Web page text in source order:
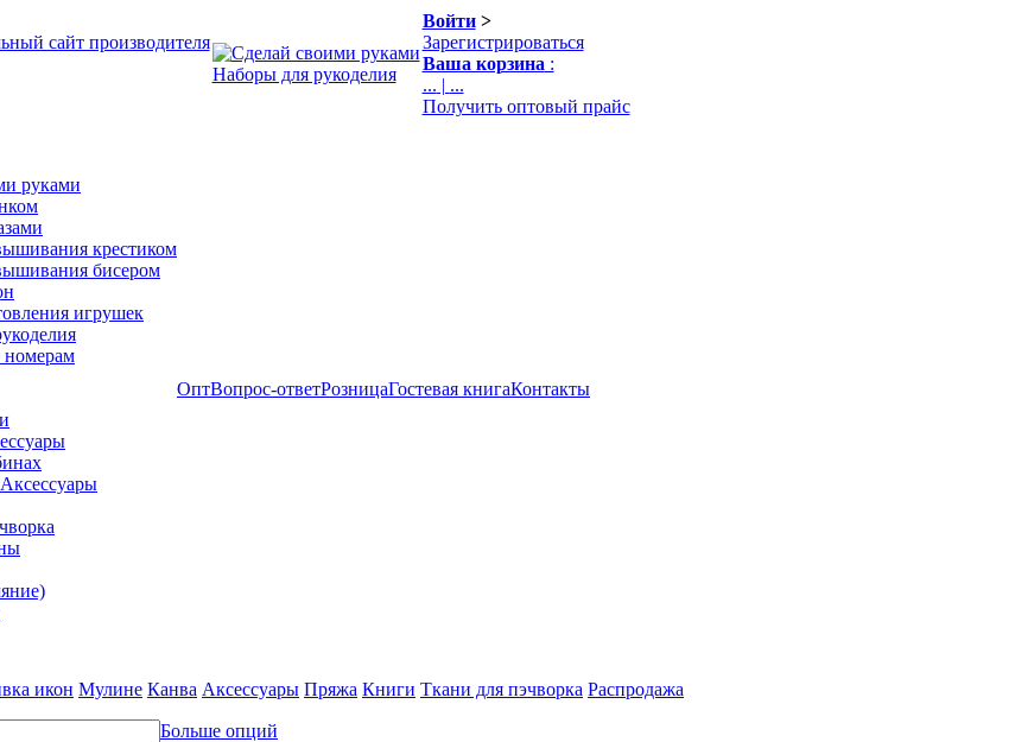
сайт производителя
Наборы для рукоделия
Войти>
Зарегистрироваться
Ваша корзина :
... | ...
Получить оптовый прайс
руками
крестиком
бисером
игрушек
номерам
ОптВопрос-ответРозницаГостевая книгаКонтакты
икон Мулине Канва Аксессуары Пряжа Книги Ткани для пэчворка Распродажа
Больше опций